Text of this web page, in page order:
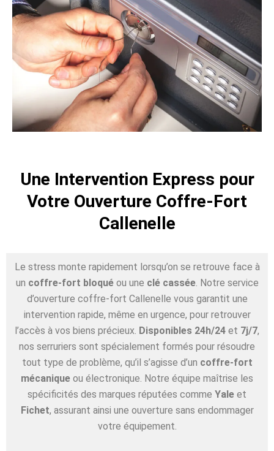
Une Intervention Express pour
Votre Ouverture Coffre-Fort
Callenelle
Le stress monte rapidement lorsqu’on se retrouve face à
un coffre-fort bloquéou une clé cassée. Notre service
d’ouverture coffre-fort Callenelle vous garantit une
intervention rapide, même en urgence, pour retrouver
l’accès à vos biens précieux. Disponibles 24h/24 et 7j/7,
nos serruriers sont spécialement formés pour résoudre
tout type de problème, qu’il s’agisse d’un coffre-fort
mécanique ou électronique. Notre équipe maîtrise les
spécificités des marques réputées comme Yale et
Fichet, assurant ainsi une ouverture sans endommager
votre équipement.